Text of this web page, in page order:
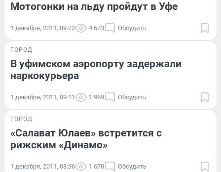
Мотогонки на льду пройдут в Уфе
1 декабря, 2011, 09:22 4 673 Обсудить
ГОРОД
В уфимском аэропорту задержали
наркокурьера
1 декабря, 2011, 09:11 1 969 Обсудить
ГОРОД
«Салават Юлаев» встретится с
рижским «Динамо»
1 декабря, 2011, 08:36 1 670 Обсудить